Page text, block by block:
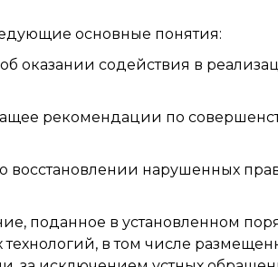
основные понятия:
оказании содействия в
рекомендации по
восстановлении нарушенных
поданное в установленном
в том числе